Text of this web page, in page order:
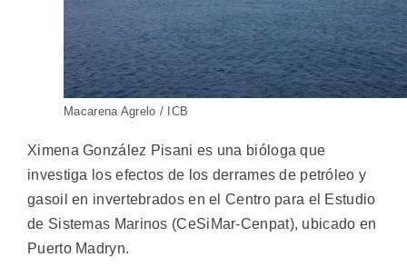
Macarena Agrelo / ICB
XimenaGonzález Pisani es una bióloga que
investiga los efectos de los derrames de petróleo y
gasoil en invertebrados en el Centro para el Estudio
de Sistemas Marinos (CeSiMar-Cenpat), ubicado en
Puerto Madryn.